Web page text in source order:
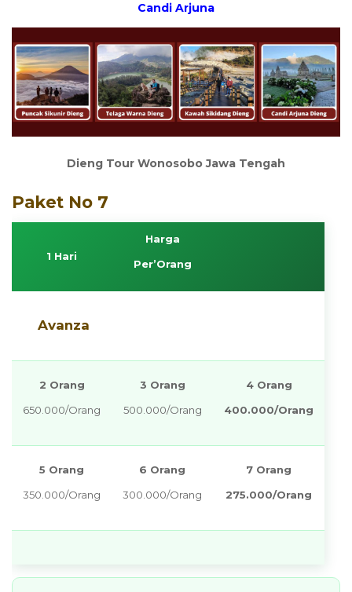
Candi Arjuna
Dieng Tour Wonosobo Jawa Tengah
Paket No 7
1 Hari
Harga
Per’Orang
Avanza
2 Orang
650.000/Orang
3 Orang
500.000/Orang
4 Orang
400.000/Orang
5 Orang
350.000/Orang
6 Orang
300.000/Orang
7 Orang
275.000/Orang